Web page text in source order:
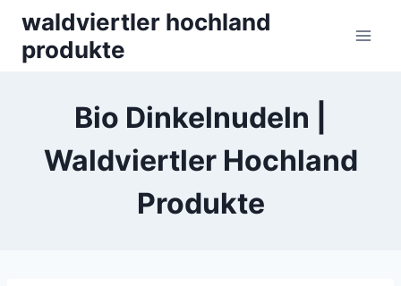
content
waldviertler hochland
produkte
Bio Dinkelnudeln |
Waldviertler Hochland
Produkte